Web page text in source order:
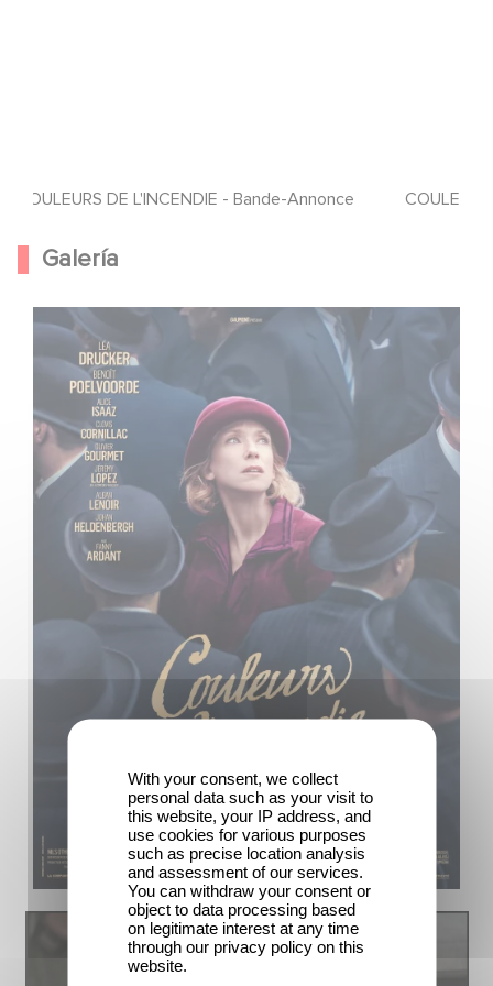
COULEURS DE L'INCENDIE - Bande-Annonce
Galería
With your consent, we collect
personal data such as your visit to
this website, your IP address, and
use cookies for various purposes
such as precise location analysis
and assessment of our services.
You can withdraw your consent or
object to data processing based
on legitimate interest at any time
through our privacy policy on this
website.